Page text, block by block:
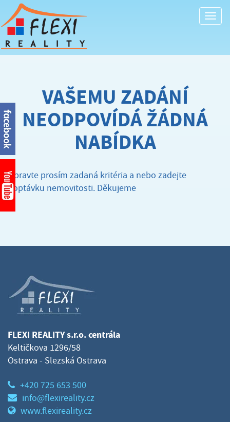
VAŠEMU ZADÁNÍ
NEODPOVÍDÁ ŽÁDNÁ
NABÍDKA
Upravte prosím zadaná kritéria a nebo zadejte
poptávku nemovitosti. Děkujeme
FLEXI REALITY s.r.o. centrála
Keltičkova 1296/58
Ostrava - Slezská Ostrava
+420 725 653 500
info@flexireality.cz
www.flexireality.cz